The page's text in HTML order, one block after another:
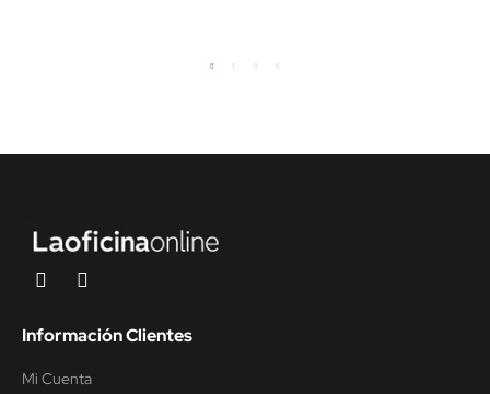
Información Clientes
Mi Cuenta